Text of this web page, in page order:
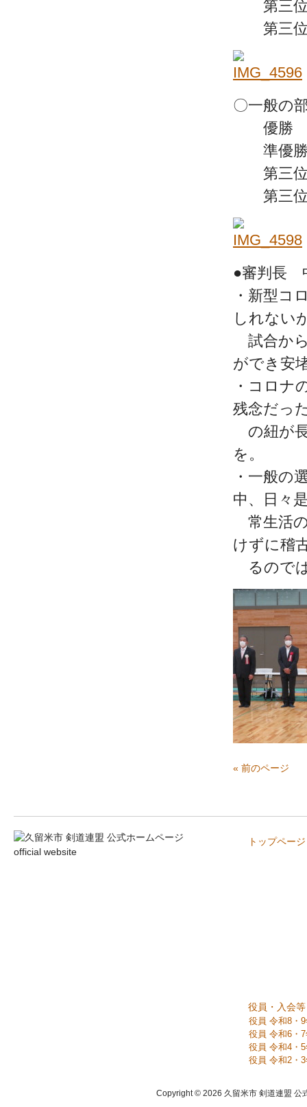
第三位
第三位
〇一般の
優勝
準優勝
第三位
第三位
●審判長
・新型コ
しれない
試合か
ができ安
・コロナ
残念だっ
の紐が
を。
・一般の
中、日々
常生活
けずに稽
るので
« 前のページ
トップページ
役員・入会等
役員 令和8・
役員 令和6・
役員 令和4・
役員 令和2・
Copyright © 2026 久留米市 剣道連盟